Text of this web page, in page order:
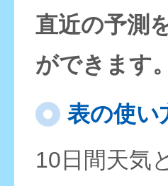
直近の予測
ができます。
表の使い
10日間天気